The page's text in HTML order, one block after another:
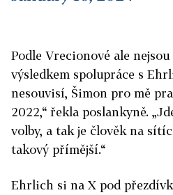
Podle Vrecionové ale
výsledkem spolupráce s
nesouvisí, Šimon pro mě
2022,“ řekla poslankyně.
volby, a tak je člověk na
takový přímější.“
Ehrlich si na X pod